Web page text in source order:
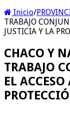
Inicio/
TRABAJO
JUSTICIA Y LA
CHACO Y
TRABAJO
EL